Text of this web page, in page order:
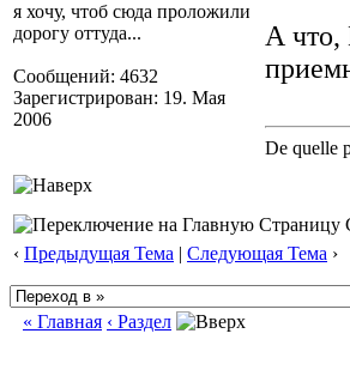
я хочу, чтоб сюда проложили
дорогу оттуда...
Сообщений: 4632
Зарегистрирован: 19. Мая
2006
А что,
De quelle
‹ Предыдущая Тема | Следующая Тема ›
« Главная ‹ Раздел